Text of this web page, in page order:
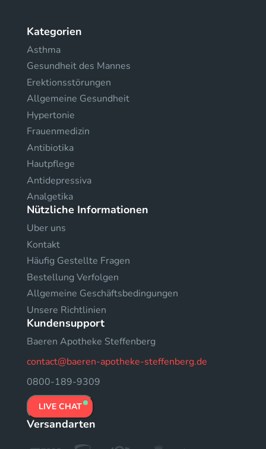
Kategorien
Asthma
Gesundheit des Mannes
Erektionsstörungen
Allgemeine Gesundheit
Hypertonie
Frauenmedizin
Antibiotika
Hautpflege
Antidepressiva
Analgetika
Nützliche Informationen
Uber uns
Kontakt
Häufig Gestellte Fragen
Bestellung Verfolgen
Allgemeine Geschäftsbedingungen
Unsere Richtlinien
Kundensupport
Baeren Apotheke Steffenberg
contact@baeren-apotheke-steffenberg.de
0800-189-9309
LIVE CHAT
Versandarten